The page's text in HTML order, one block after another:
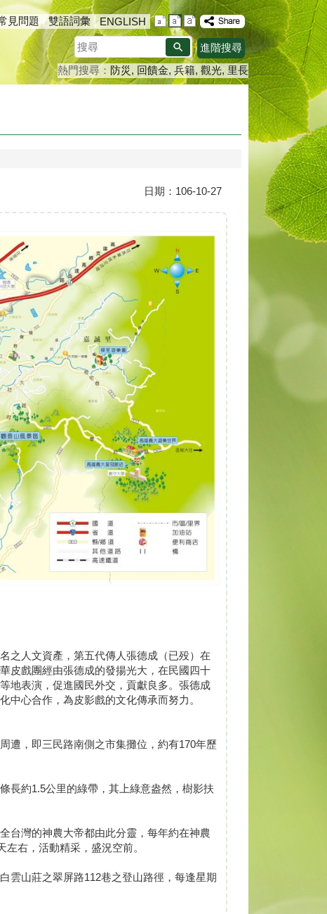
見問題 雙語詞彙
ENGLISH
搜
尋
進階搜尋
熱門搜尋： 防災 回饋金 兵籍 觀光 里長
日期：106-10-27
之人文資產，第五代傳人張德成（已殁）在
皮戲團經由張德成的發揚光大，在民國四十
地表演，促進國民外交，貢獻良多。張德成
中心合作，為皮影戲的文化傳承而努力。
遭，即三民路南側之市集攤位，約有170年歷
長約1.5公里的綠帶，其上綠意盎然，樹影扶
台灣的神農大帝都由此分靈，每年約在神農
右，活動精采，盛況空前。
雲山莊之翠屏路112巷之登山路徑，每逢星期